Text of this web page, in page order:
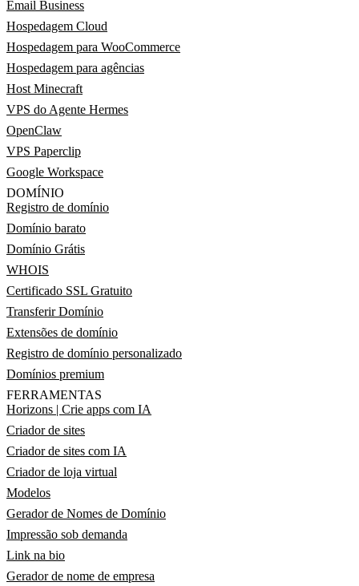
Email Business
Hospedagem Cloud
Hospedagem para WooCommerce
Hospedagem para agências
Host Minecraft
VPS do Agente Hermes
OpenClaw
VPS Paperclip
Google Workspace
DOMÍNIO
Registro de domínio
Domínio barato
Domínio Grátis
WHOIS
Certificado SSL Gratuito
Transferir Domínio
Extensões de domínio
Registro de domínio personalizado
Domínios premium
FERRAMENTAS
Horizons | Crie apps com IA
Criador de sites
Criador de sites com IA
Criador de loja virtual
Modelos
Gerador de Nomes de Domínio
Impressão sob demanda
Link na bio
Gerador de nome de empresa